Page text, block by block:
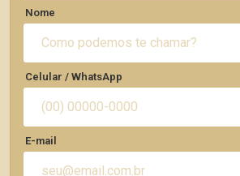
Nome
Celular / WhatsApp
E-mail